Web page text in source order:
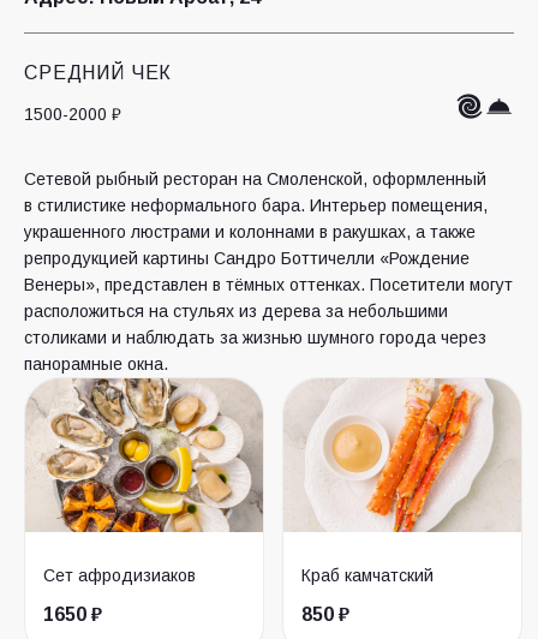
СРЕДНИЙ ЧЕК
1500-2000 ₽
Сетевой рыбный ресторан на Смоленской, оформленный
в стилистике неформального бара. Интерьер помещения,
украшенного люстрами и колоннами в ракушках, а также
репродукцией картины Сандро Боттичелли «Рождение
Венеры», представлен в тёмных оттенках. Посетители могут
расположиться на стульях из дерева за небольшими
столиками и наблюдать за жизнью шумного города через
панорамные окна.
Сет афродизиаков
1650 ₽
Краб камчатский
850 ₽